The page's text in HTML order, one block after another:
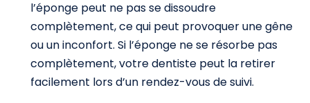
l’éponge peut ne pas se dissoudre
complètement, ce qui peut provoquer une gêne
ou un inconfort. Si l’éponge ne se résorbe pas
complètement, votre dentiste peut la retirer
facilement lors d’un rendez-vous de suivi.